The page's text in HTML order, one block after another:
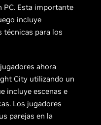
PC. Esta importante
incluye
técnicas para los
ahora
City utilizando un
incluye escenas e
Los jugadores
parejas en la